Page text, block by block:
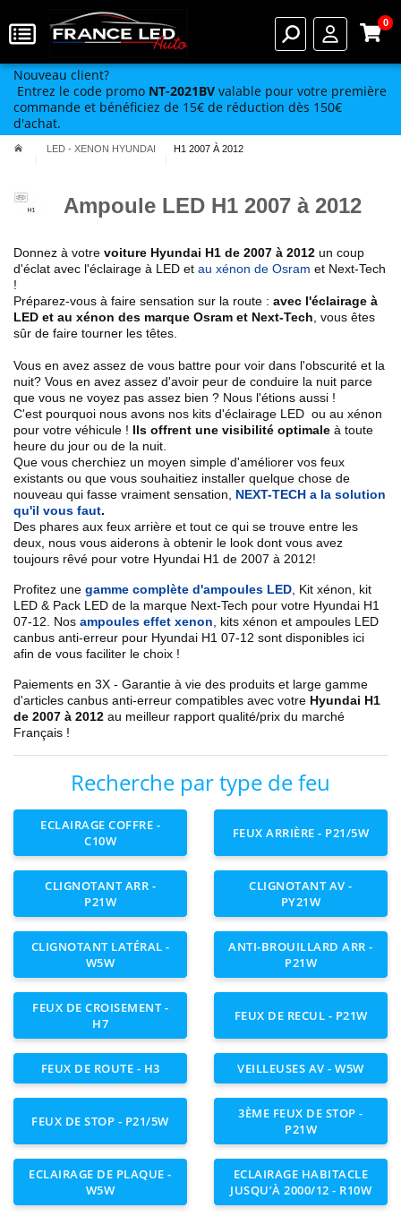
0
Nouveau client?
Entrez le code promo NT-2021BV valable pour votre première
commande et bénéficiez de 15€ de réduction dès 150€
d'achat.
LED - XENON HYUNDAI H1 2007 À 2012
Ampoule LED H1 2007 à 2012
Donnez à votre voiture Hyundai H1 de 2007 à 2012 un coup
d'éclat avec l'éclairage à LED et au xénon de Osram et Next-Tech
!
Préparez-vous à faire sensation sur la route : avec l'éclairage à
LED et au xénon des marque Osram et Next-Tech , vous êtes
sûr de faire tourner les têtes.
Vous en avez assez de vous battre pour voir dans l'obscurité et la
nuit? Vous en avez assez d'avoir peur de conduire la nuit parce
que vous ne voyez pas assez bien ? Nous l'étions aussi !
C'est pourquoi nous avons nos kits d'éclairage LED ou au xénon
pour votre véhicule ! Ils offrent une visibilité optimale à toute
heure du jour ou de la nuit.
Que vous cherchiez un moyen simple d'améliorer vos feux
existants ou que vous souhaitiez installer quelque chose de
nouveau qui fasse vraiment sensation,
NEXT-TECH a la solution
qu'il vous faut.
Des phares aux feux arrière et tout ce qui se trouve entre les
deux, nous vous aiderons à obtenir le look dont vous avez
toujours rêvé pour votre Hyundai H1 de 2007 à 2012!
Profitez une gamme complète d'ampoules LED Kit xénon, kit
LED & Pack LED de la marque Next-Tech pour votre Hyundai H1
07-12 . Nos ampoules effet xenon , kits xénon et ampoules LED
canbus anti-erreur pour Hyundai H1 07-12 sont disponibles ici
afin de vous faciliter le choix !
Paiements en 3X - Garantie à vie des produits et large gamme
d'articles canbus anti-erreur compatibles avec votre Hyundai H1
de 2007 à 2012 au meilleur rapport qualité/prix du marché
Français !
Recherche par type de feu
ECLAIRAGE COFFRE -
C10W
FEUX ARRIÈRE - P21/5W
CLIGNOTANT ARR -
P21W
CLIGNOTANT AV -
PY21W
CLIGNOTANT LATÉRAL -
W5W
ANTI-BROUILLARD ARR -
P21W
FEUX DE CROISEMENT -
H7
FEUX DE RECUL - P21W
FEUX DE ROUTE - H3 VEILLEUSES AV - W5W
FEUX DE STOP - P21/5W
3ÈME FEUX DE STOP -
P21W
ECLAIRAGE DE PLAQUE -
W5W
ECLAIRAGE HABITACLE
JUSQU’À 2000/12 - R10W